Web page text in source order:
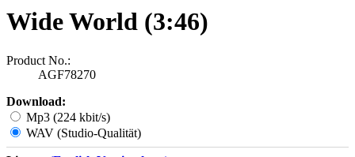
Wide World (3:46)
Product No.:
AGF78270
Download:
Mp3 (224 kbit/s)
WAV (Studio-Qualität)